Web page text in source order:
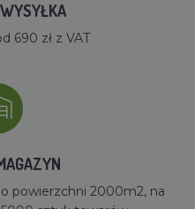
690 zł z VAT
powierzchni 2000m2, na